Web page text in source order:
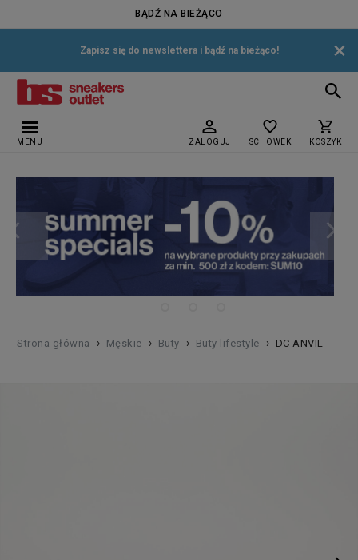
BĄDŹ NA BIEŻĄCO
Zapisz się do newslettera i bądź na bieżąco! ×
MENU ZALOGUJ SCHOWEK KOSZYK
Strona główna › Męskie › Buty › Buty lifestyle › DC ANVIL